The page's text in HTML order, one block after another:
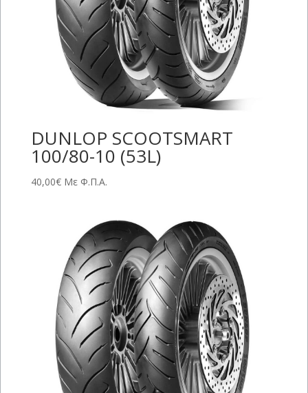
DUNLOP SCOOTSMART
100/80-10 (53L)
40,00€ Με Φ.Π.Α.